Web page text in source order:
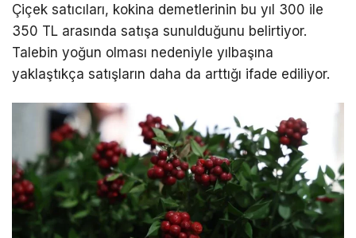
Çiçek satıcıları, kokina demetlerinin bu yıl 300 ile
350 TL arasında satışa sunulduğunu belirtiyor.
Talebin yoğun olması nedeniyle yılbaşına
yaklaştıkça satışların daha da arttığı ifade ediliyor.